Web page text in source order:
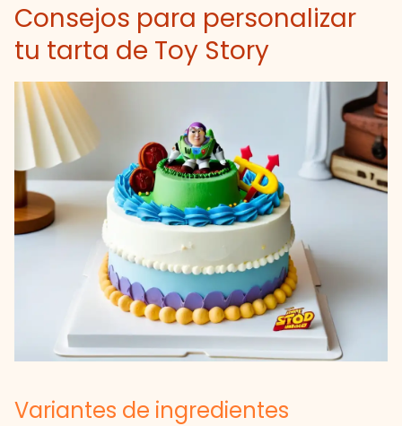
Consejos para personalizar
tu tarta de Toy Story
Variantes de ingredientes